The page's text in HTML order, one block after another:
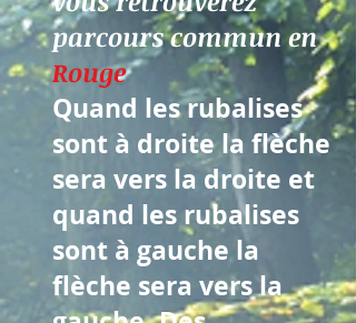
parcours commun en
Rouge
Quand les rubalises
sont à droite la flèche
sera vers la droite et
quand les rubalises
sont à gauche la
flèche sera vers la